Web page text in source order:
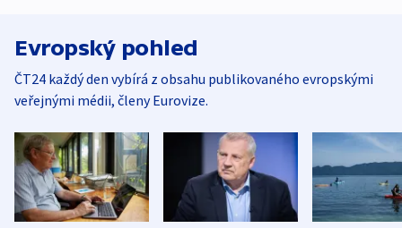
Evropský pohled
ČT24 každý den vybírá z obsahu publikovaného evropskými
veřejnými médii, členy Eurovize.